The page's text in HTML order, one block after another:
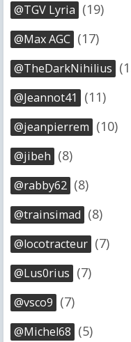
@TGV Lyria (19)
@Max AGC (17)
@TheDarkNihilius
@Jeannot41 (11)
@jeanpierrem (10)
@jibeh (8)
@rabby62 (8)
@trainsimad (8)
@locotracteur (7)
@Lus0rius (7)
@vsco9 (7)
@Michel68 (5)